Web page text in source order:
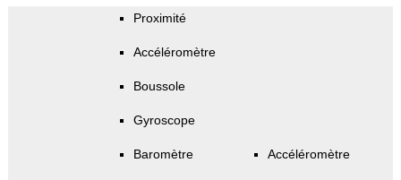
Proximité
Accéléromètre
Boussole
Gyroscope
Baromètre Accéléromètre